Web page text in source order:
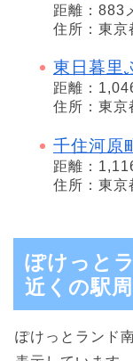
距離：883
住所：東京
東日暮里
距離：
住所：東
千住河原
距離：
住所：東京
ぽけっと
近くの駅
ぽけっとランド